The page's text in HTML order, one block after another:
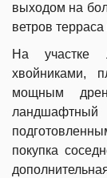
выходом на
ветров
На участке
хвойниками,
мощным
покупка